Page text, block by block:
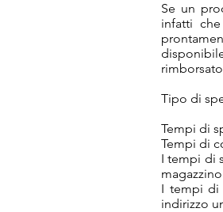
Se un
infatti
Tipo di
Tempi di
Tempi di
I tempi di
I tempi di
indirizzo